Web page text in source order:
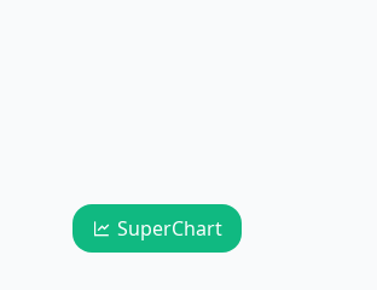
SuperChart